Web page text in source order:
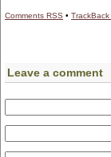
Comments RSS • TrackBack
Leave a comment